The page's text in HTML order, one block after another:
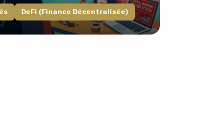
DeFi (Finance Décentralisée)